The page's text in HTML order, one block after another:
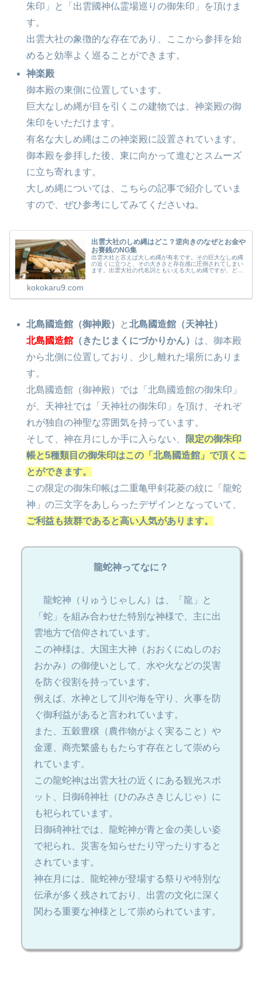
朱印」と「出雲國神仏霊場巡りの御朱印」を頂けま
す。
出雲大社の象徴的な存在であり、ここから参拝を始
めると効率よく巡ることができます。
神楽殿
御本殿の東側に位置しています。
巨大なしめ縄が目を引くこの建物では、神楽殿の御
朱印をいただけます。
有名な大しめ縄はこの神楽殿に設置されています。
御本殿を参拝した後、東に向かって進むとスムーズ
に立ち寄れます。
大しめ縄については、こちらの記事で紹介していま
すので、ぜひ参考にしてみてくださいね。
出雲大社のしめ縄はどこ？逆向きのなぜとお金や
お賽銭のNG集
出雲大社と言えば大しめ縄が有名です。その巨大なしめ縄
の近くに立つと、その大きさと存在感に圧倒されてしまい
ます。出雲大社の代名詞ともいえる大しめ縄ですが、どこ
kokokaru9.com
北島國造館（御神殿） と北島國造館（天神社）
北島國造館 （きたじまくにづかりかん） は、御本殿
から北側に位置しており、少し離れた場所にありま
す。
北島國造館（御神殿）では「北島國造館の御朱印」
が、天神社では「天神社の御朱印」を頂け、それぞ
れが独自の神聖な雰囲気を持っています。
そして、神在月にしか手に入らない、
限定の御朱印
帳と5種類目の御朱印はこの「北島國造館」で頂くこ
とができます。
この限定の御朱印帳は二重亀甲剣花菱の紋に「龍蛇
神」の三文字をあしらったデザインとなっていて、
ご利益も抜群であると高い人気があります。
龍蛇神ってなに？
龍蛇神（りゅうじゃしん）は、「龍」と
「蛇」を組み合わせた特別な神様で、主に出
雲地方で信仰されています。
この神様は、大国主大神（おおくにぬしのお
おかみ）の御使いとして、水や火などの災害
を防ぐ役割を持っています。
例えば、水神として川や海を守り、火事を防
ぐ御利益があると言われています。
また、五穀豊穣（農作物がよく実ること）や
金運、商売繁盛ももたらす存在として崇めら
れています。
この龍蛇神は出雲大社の近くにある観光スポ
ット、日御碕神社（ひのみさきじんじゃ）に
も祀られています。
日御碕神社では、龍蛇神が青と金の美しい姿
で祀られ、災害を知らせたり守ったりすると
されています。
神在月には、龍蛇神が登場する祭りや特別な
伝承が多く残されており、出雲の文化に深く
関わる重要な神様として崇められています。